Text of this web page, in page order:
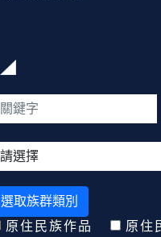
選取族群類別
原住民族作品
原住